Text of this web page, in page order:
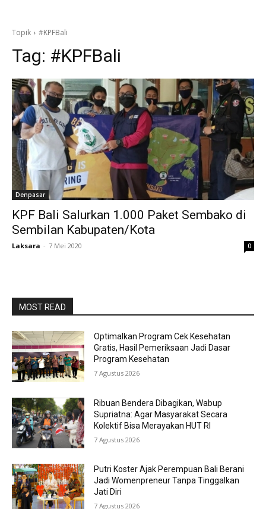
Topik #KPFBali
Tag: #KPFBali
Denpasar
KPF Bali Salurkan 1.000 Paket Sembako di
Sembilan Kabupaten/Kota
Laksara - 7 Mei 2020 0
MOST READ
Optimalkan Program Cek Kesehatan
Gratis, Hasil Pemeriksaan Jadi Dasar
Program Kesehatan
7 Agustus 2026
Ribuan Bendera Dibagikan, Wabup
Supriatna: Agar Masyarakat Secara
Kolektif Bisa Merayakan HUT RI
7 Agustus 2026
Putri Koster Ajak Perempuan Bali Berani
Jadi Womenpreneur Tanpa Tinggalkan
Jati Diri
7 Agustus 2026